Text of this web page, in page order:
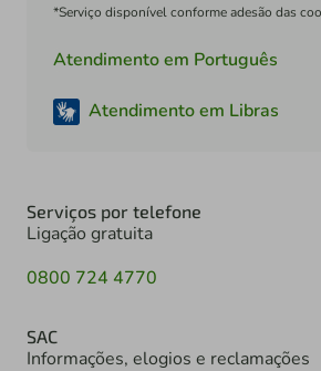
*Serviço disponível conforme adesão das
Atendimento em Português
Atendimento em Libras
Serviços por telefone
Ligação gratuita
0800 724 4770
SAC
Informações, elogios e reclamações